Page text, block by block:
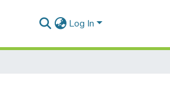
Log In